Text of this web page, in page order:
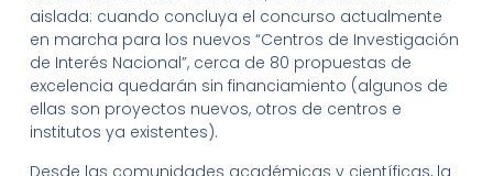
aislada: cuando concluya el concurso actualmente
en marcha para los nuevos “Centros de Investigación
de Interés Nacional”, cerca de 80 propuestas de
excelencia quedarán sin financiamiento (algunos de
ellas son proyectos nuevos, otros de centros e
institutos ya existentes).
Desde las comunidades académicas y científicas, la